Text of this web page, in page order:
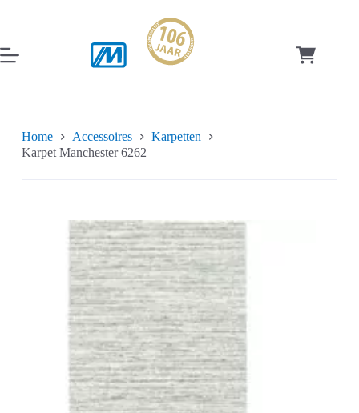
inhoud
Home Accessoires
Karpetten
Karpet Manchester 6262